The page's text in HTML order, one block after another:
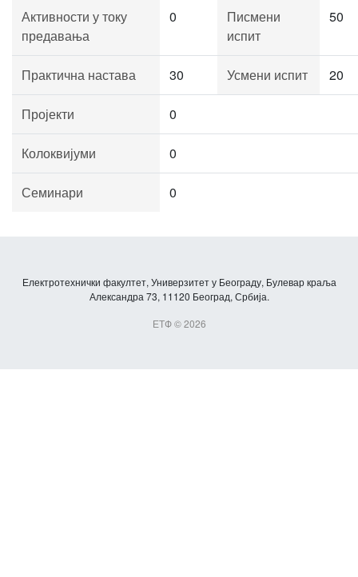
Активности у току
предавања
0
Писмени
испит
50
Практична настава 30 Усмени испит 20
Пројекти 0
Колоквијуми 0
Семинари 0
Електротехнички факултет, Универзитет у Београду, Булевар краља
Александра 73, 11120 Београд, Србија.
ЕТФ © 2026